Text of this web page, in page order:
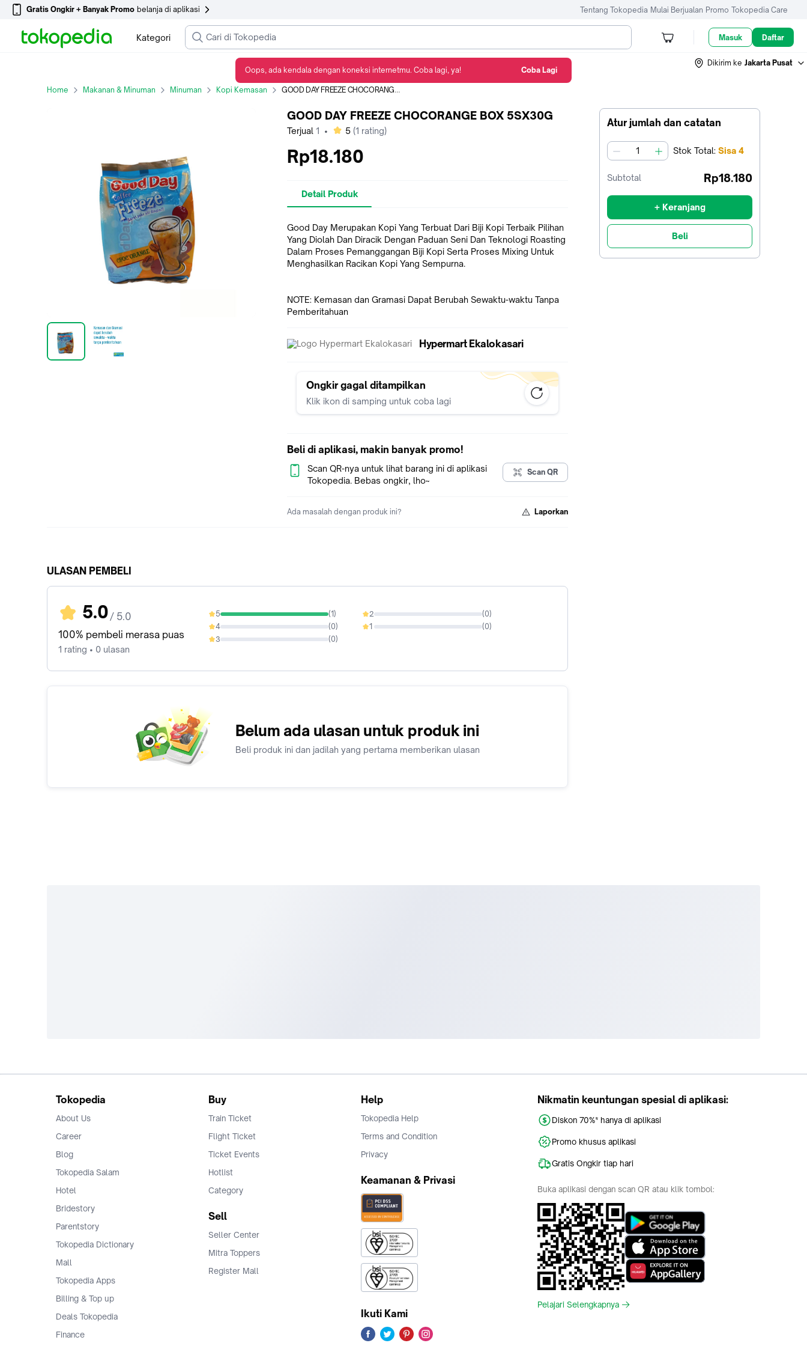
Gratis Ongkir + Banyak Promo belanja di aplikasi Tentang Tokopedia Mulai Berjualan Promo Tokopedia Care
Kategori Masuk Daftar
Dikirim ke Jakarta Pusat
GOOD DAY FREEZE CHOCORANGE BOX 5SX30G
Home Makanan & Minuman Minuman Kopi Kemasan GOOD DAY FREEZE CHOCORANGE BOX 5SX30G
Atur jumlah dan catatan
jumlah Stok Total: Sisa 4
Subtotal Rp18.180
+ Keranjang
Beli
GOOD DAY FREEZE CHOCORANGE BOX 5SX30G
Terjual 1 • bintang
5 (1 rating)
Rp18.180
Detail Produk
Good Day Merupakan Kopi Yang Terbuat Dari Biji Kopi Terbaik Pilihan
Yang Diolah Dan Diracik Dengan Paduan Seni Dan Teknologi Roasting
Dalam Proses Pemanggangan Biji Kopi Serta Proses Mixing Untuk
Menghasilkan Racikan Kopi Yang Sempurna.
NOTE: Kemasan dan Gramasi Dapat Berubah Sewaktu-waktu Tanpa
Pemberitahuan
Hypermart Ekalokasari
Ongkir gagal ditampilkan
Klik ikon di samping untuk coba lagi
Beli di aplikasi, makin banyak promo!
Scan QR-nya untuk lihat barang ini di aplikasi
Tokopedia. Bebas ongkir, lho~
Scan QR
Ada masalah dengan produk ini? Laporkan
ULASAN PEMBELI
5.0 / 5.0
100% pembeli merasa puas
1 rating • 0 ulasan
5 (1)
100%
4 (0)
0%
3 (0)
0%
2 (0)
0%
1 (0)
0%
Belum ada ulasan untuk produk ini
Beli produk ini dan jadilah yang pertama memberikan ulasan
Tokopedia
About Us
Career
Blog
Tokopedia Salam
Hotel
Bridestory
Parentstory
Tokopedia Dictionary
Mall
Tokopedia Apps
Billing & Top up
Deals Tokopedia
Finance
Buy
Train Ticket
Flight Ticket
Ticket Events
Hotlist
Category
Sell
Seller Center
Mitra Toppers
Register Mall
Help
Tokopedia Help
Terms and Condition
Privacy
Keamanan & Privasi
Ikuti Kami
Nikmatin keuntungan spesial di aplikasi:
Diskon 70%* hanya di aplikasi
Promo khusus aplikasi
Gratis Ongkir tiap hari
Buka aplikasi dengan scan QR atau klik tombol:
Pelajari Selengkapnya
Oops, ada kendala dengan koneksi internetmu. Coba lagi, ya! Coba Lagi